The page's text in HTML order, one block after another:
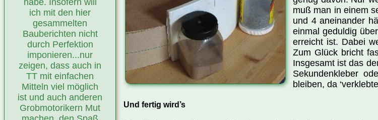
habe. Insofern will
ich mit den hier
gesammelten
Bauberichten nicht
durch Perfektion
imponieren...nur
zeigen, dass auch in
TT mit einfachen
Mitteln viel möglich
ist und auch anderen
Grobmotorikern Mut
muß man in einem
und 4 aneinander
einmal geduldig
erreicht ist. Dabei
Zum Glück bricht
Insgesamt ist das
Sekundenkleber
bleiben, da
Und fertig wird’s